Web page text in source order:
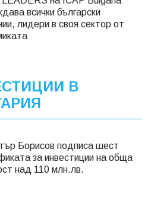
всички български
лидери в своя сектор от
В
Борисов подписа шест
за инвестиции на обща
над 110 млн.лв.